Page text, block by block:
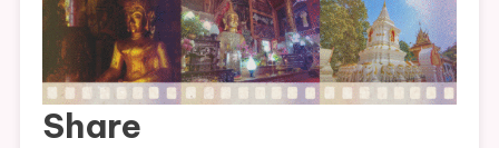
Share